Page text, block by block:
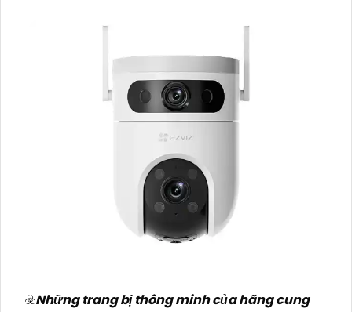
☣️Những trang bị thông minh của hãng cung